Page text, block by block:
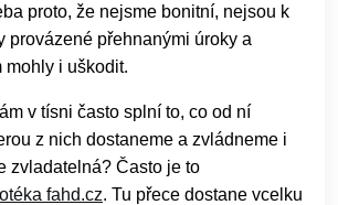
proto, že nejsme bonitní, nejsou k
provázené přehnanými úroky a
mohly i uškodit.
v tísni často splní to, co od ní
z nich dostaneme a zvládneme i
zvladatelná? Často je to
fahd.cz. Tu přece dostane vcelku